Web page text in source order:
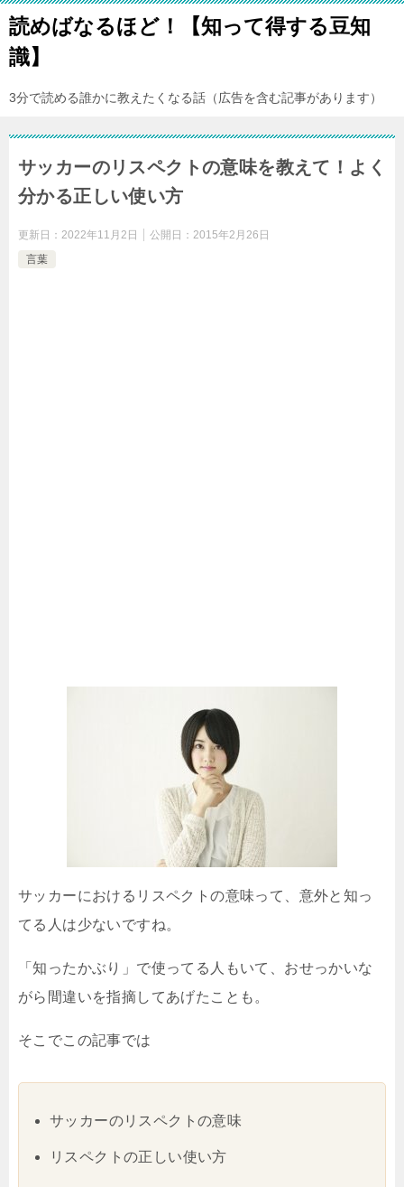
読めばなるほど！【知って得する豆知
識】
3分で読める誰かに教えたくなる話（広告を含む記事があります）
サッカーのリスペクトの意味を教えて！よく
分かる正しい使い方
更新日： 2022年11月2日 公開日： 2015年2月26日
言葉
サッカーにおけるリスペクトの意味って、意外と知っ
てる人は少ないですね。
「知ったかぶり」で使ってる人もいて、おせっかいな
がら間違いを指摘してあげたことも。
そこでこの記事では
サッカーのリスペクトの意味
リスペクトの正しい使い方